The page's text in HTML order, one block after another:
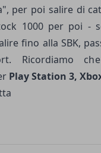
per poi salire di
1000 per poi -
fino alla SBK,
Ricordiamo che
Play Station 3,